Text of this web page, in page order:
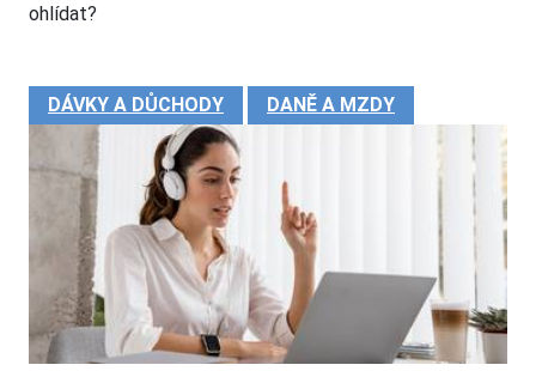
ohlídat?
DÁVKY A DŮCHODY DANĚ A MZDY